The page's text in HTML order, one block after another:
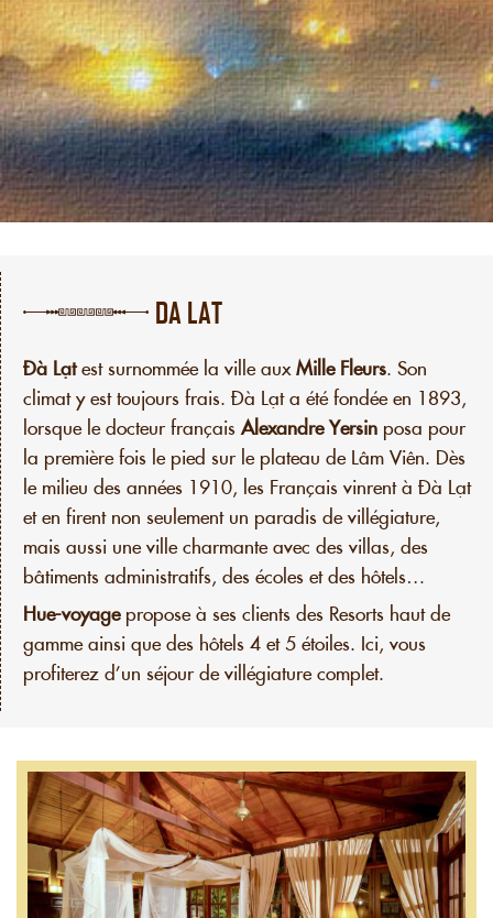
DA LAT
Đà Lạtest surnommée la ville auxMille Fleurs. Son
climat y est toujours frais. Đà Lạt a été fondée en 1893,
lorsque le docteur françaisAlexandre Yersin posa pour
la première fois le pied sur le plateau de Lâm Viên. Dès
le milieu des années 1910, les Français vinrent à Đà Lạt
et en firent non seulement un paradis de villégiature,
mais aussi une ville charmante avec des villas, des
bâtiments administratifs, des écoles et des hôtels…
Hue-voyagepropose à ses clients des Resorts haut de
gamme ainsi que des hôtels 4 et 5 étoiles. Ici, vous
profiterez d’un séjour de villégiature complet.